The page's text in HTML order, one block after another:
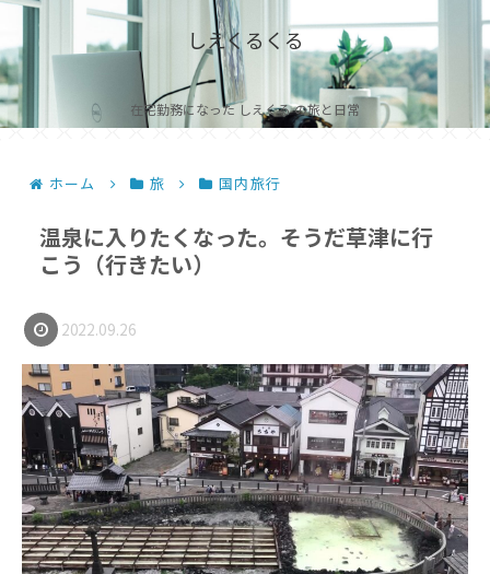
しえくるくる
在宅勤務になった しえくる の旅と日常
ホーム 旅 国内旅行
温泉に入りたくなった。そうだ草津に行
こう（行きたい）
2022.09.26